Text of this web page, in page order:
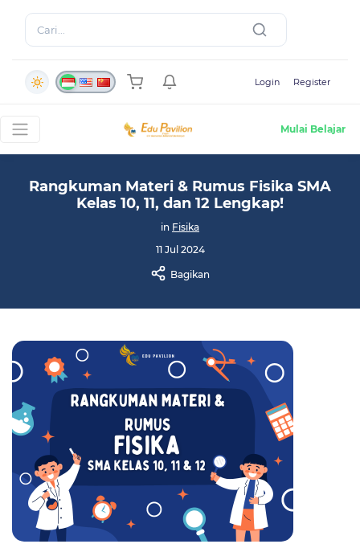
Login Register
Mulai Belajar
Rangkuman Materi & Rumus Fisika SMA
Kelas 10, 11, dan 12 Lengkap!
in Fisika
11 Jul 2024
Bagikan